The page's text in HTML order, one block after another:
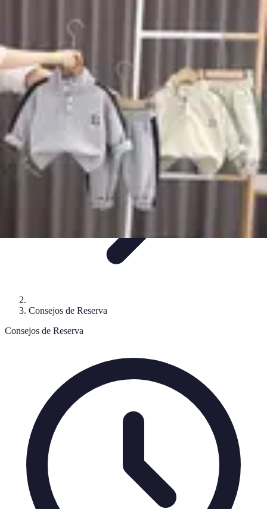
Consejos de Reserva
Consejos para Reservar Consejos de Viaje
Encuentra Tu Hotel
Consejos de Reserva
Consejos de Reserva